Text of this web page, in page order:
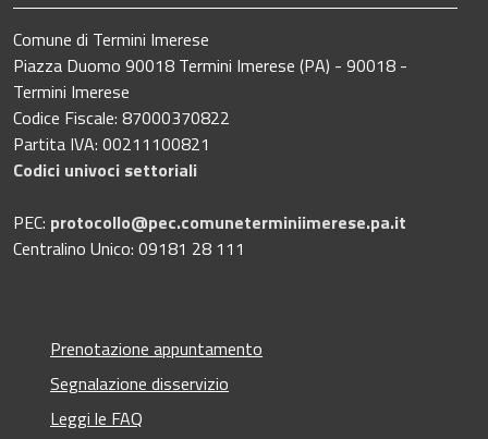
Comune di Termini Imerese
Piazza Duomo 90018 Termini Imerese (PA) - 90018 -
Termini Imerese
Codice Fiscale: 87000370822
Partita IVA: 00211100821
Codici univoci settoriali
PEC: protocollo@pec.comuneterminiimerese.pa.it
Centralino Unico: 09181 28 111
Prenotazione appuntamento
Segnalazione disservizio
Leggi le FAQ